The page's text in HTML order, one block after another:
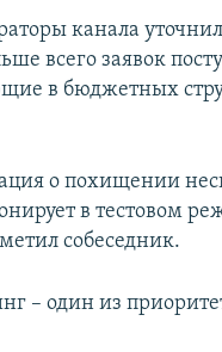
канала
всего заявок
в бюджетных
о похищении
в тестовом
собеседник.
– один из